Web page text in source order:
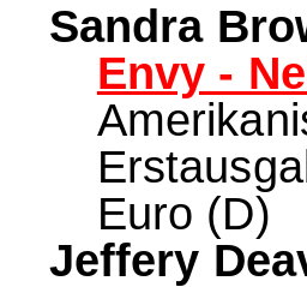
Sandra
Envy -
Euro (D)
Jeffery